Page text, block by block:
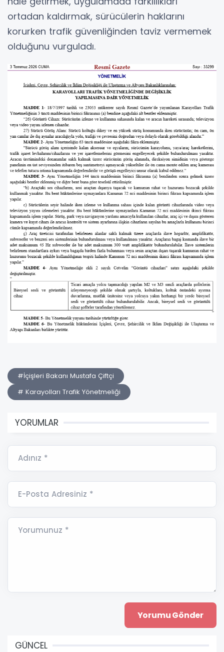
ortadan kaldırmak, sürücülerin haklarını
korurken trafik güvenliğinden taviz vermemek
olduğunu vurguladı.
#İçişleri Bakanı Mustafa Çiftçi
# Karayolları Trafik Yönetmeliği
YORUMLAR
Adınız *
E-Posta Adresiniz *
Yorumunuz *
GÜNCEL